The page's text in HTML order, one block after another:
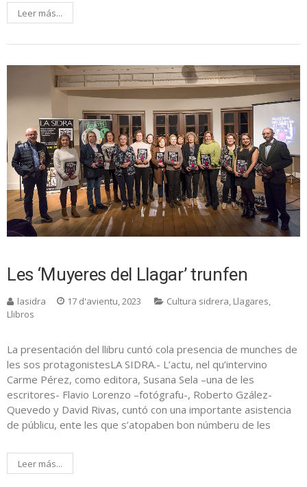
Leer más...
Les ‘Muyeres del Llagar’ trunfen
lasidra 17 d'avientu, 2023 Cultura sidrera, Llagares,
Llibros
La presentación del llibru cuntó cola presencia de munches de
les sos protagonistesLA SIDRA.- L’actu, nel qu’intervino
Carme Pérez, como editora, Susana Sela –una de les
escritores- Flavio Lorenzo –fotógrafu-, Roberto Gzález-
Quevedo y David Rivas, cuntó con una importante asistencia
de públicu, ente les que s’atopaben bon númberu de les
Leer más...